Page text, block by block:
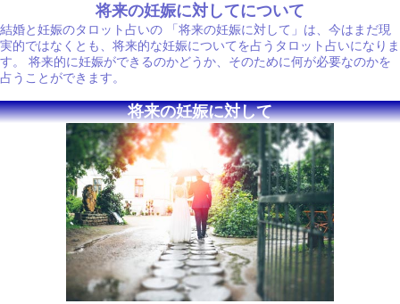
将来の妊娠に対してについて
結婚と妊娠のタロット占いの 「将来の妊娠に対して」は、今はまだ現
実的ではなくとも、将来的な妊娠についてを占うタロット占いになりま
す。 将来的に妊娠ができるのかどうか、そのために何が必要なのかを
占うことができます。
将来の妊娠に対して